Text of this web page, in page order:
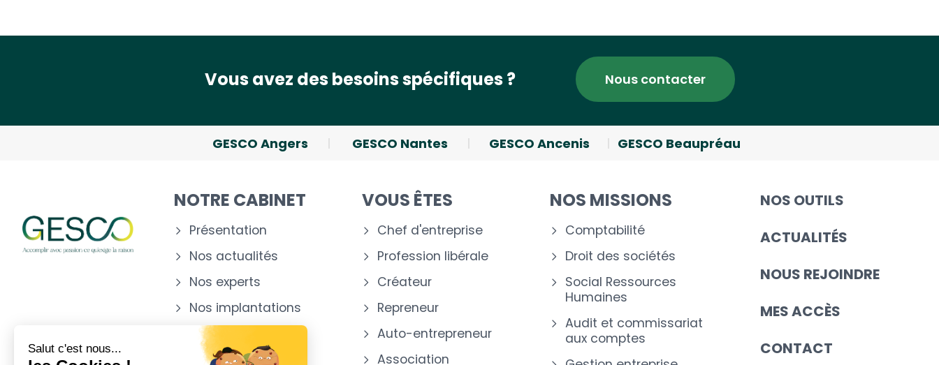
Vous avez des besoins spécifiques ? Nous contacter
GESCO Angers GESCO Nantes GESCO Ancenis GESCO Beaupréau
NOTRE CABINET
Présentation
Nos actualités
Nos experts
Nos implantations
VOUS ÊTES
Chef d'entreprise
Profession libérale
Créateur
Repreneur
Auto-entrepreneur
Association
NOS MISSIONS
Comptabilité
Droit des sociétés
Social Ressources
Humaines
Audit et commissariat
aux comptes
NOS OUTILS
ACTUALITÉS
NOUS REJOINDRE
MES ACCÈS
CONTACT
Salut c'est nous...